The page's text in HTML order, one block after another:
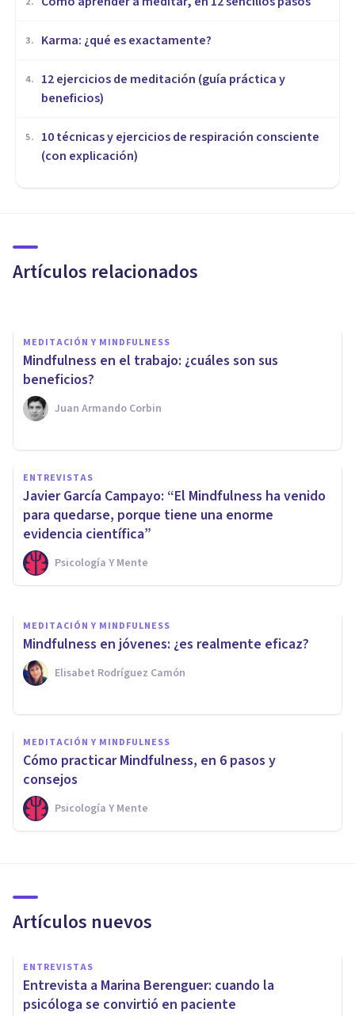
3. ​Karma: ¿qué es exactamente?
4.
12 ejercicios de meditación (guía práctica y
beneficios)
5.
10 técnicas y ejercicios de respiración consciente
(con explicación)
Artículos relacionados
prácticos para principiantes
MEDITACIÓN Y MINDFULNESS
Mindfulness en el trabajo: ¿cuáles son sus
beneficios?
Juan Armando Corbin
ENTREVISTAS
Javier García Campayo: “El Mindfulness ha venido
para quedarse, porque tiene una enorme
evidencia científica”
Psicología Y Mente
MEDITACIÓN Y MINDFULNESS
Mindful Sex: Qué es y cuáles
son sus beneficios
Jonathan García-Allen
MEDITACIÓN Y MINDFULNESS
Mindfulness en jóvenes: ¿es realmente eficaz?
Elisabet Rodríguez Camón
MEDITACIÓN Y MINDFULNESS
Cómo practicar Mindfulness, en 6 pasos y
consejos
Psicología Y Mente
Artículos nuevos
ENTREVISTAS
Entrevista a Marina Berenguer: cuando la
psicóloga se convirtió en paciente